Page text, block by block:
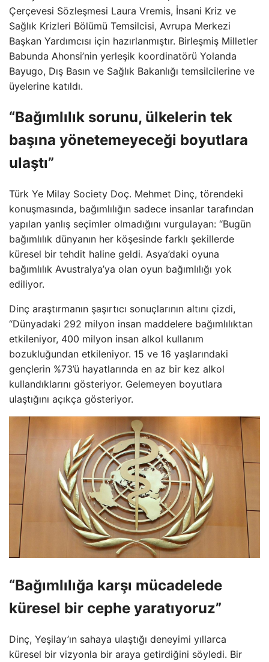
Çerçevesi Sözleşmesi Laura Vremis, İnsani Kriz ve
Sağlık Krizleri Bölümü Temsilcisi, Avrupa Merkezi
Başkan Yardımcısı için hazırlanmıştır. Birleşmiş Milletler
Babunda Ahonsi’nin yerleşik koordinatörü Yolanda
Bayugo, Dış Basın ve Sağlık Bakanlığı temsilcilerine ve
üyelerine katıldı.
“Bağımlılık sorunu, ülkelerin tek
başına yönetemeyeceği boyutlara
ulaştı”
Türk Ye Milay Society Doç. Mehmet Dinç, törendeki
konuşmasında, bağımlılığın sadece insanlar tarafından
yapılan yanlış seçimler olmadığını vurgulayan: “Bugün
bağımlılık dünyanın her köşesinde farklı şekillerde
küresel bir tehdit haline geldi. Asya’daki oyuna
bağımlılık Avustralya’ya olan oyun bağımlılığı yok
ediliyor.
Dinç araştırmanın şaşırtıcı sonuçlarının altını çizdi,
“Dünyadaki 292 milyon insan maddelere bağımlılıktan
etkileniyor, 400 milyon insan alkol kullanım
bozukluğundan etkileniyor. 15 ve 16 yaşlarındaki
gençlerin %73’ü hayatlarında en az bir kez alkol
kullandıklarını gösteriyor. Gelemeyen boyutlara
ulaştığını açıkça gösteriyor.
“Bağımlılığa karşı mücadelede
küresel bir cephe yaratıyoruz”
Dinç, Yeşilay’ın sahaya ulaştığı deneyimi yıllarca
küresel bir vizyonla bir araya getirdiğini söyledi. Bir